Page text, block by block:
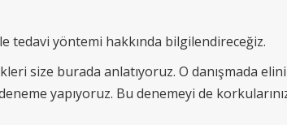
tedavi yöntemi hakkında bilgilendireceğiz.
size burada anlatıyoruz. O danışmada
yapıyoruz. Bu denemeyi de